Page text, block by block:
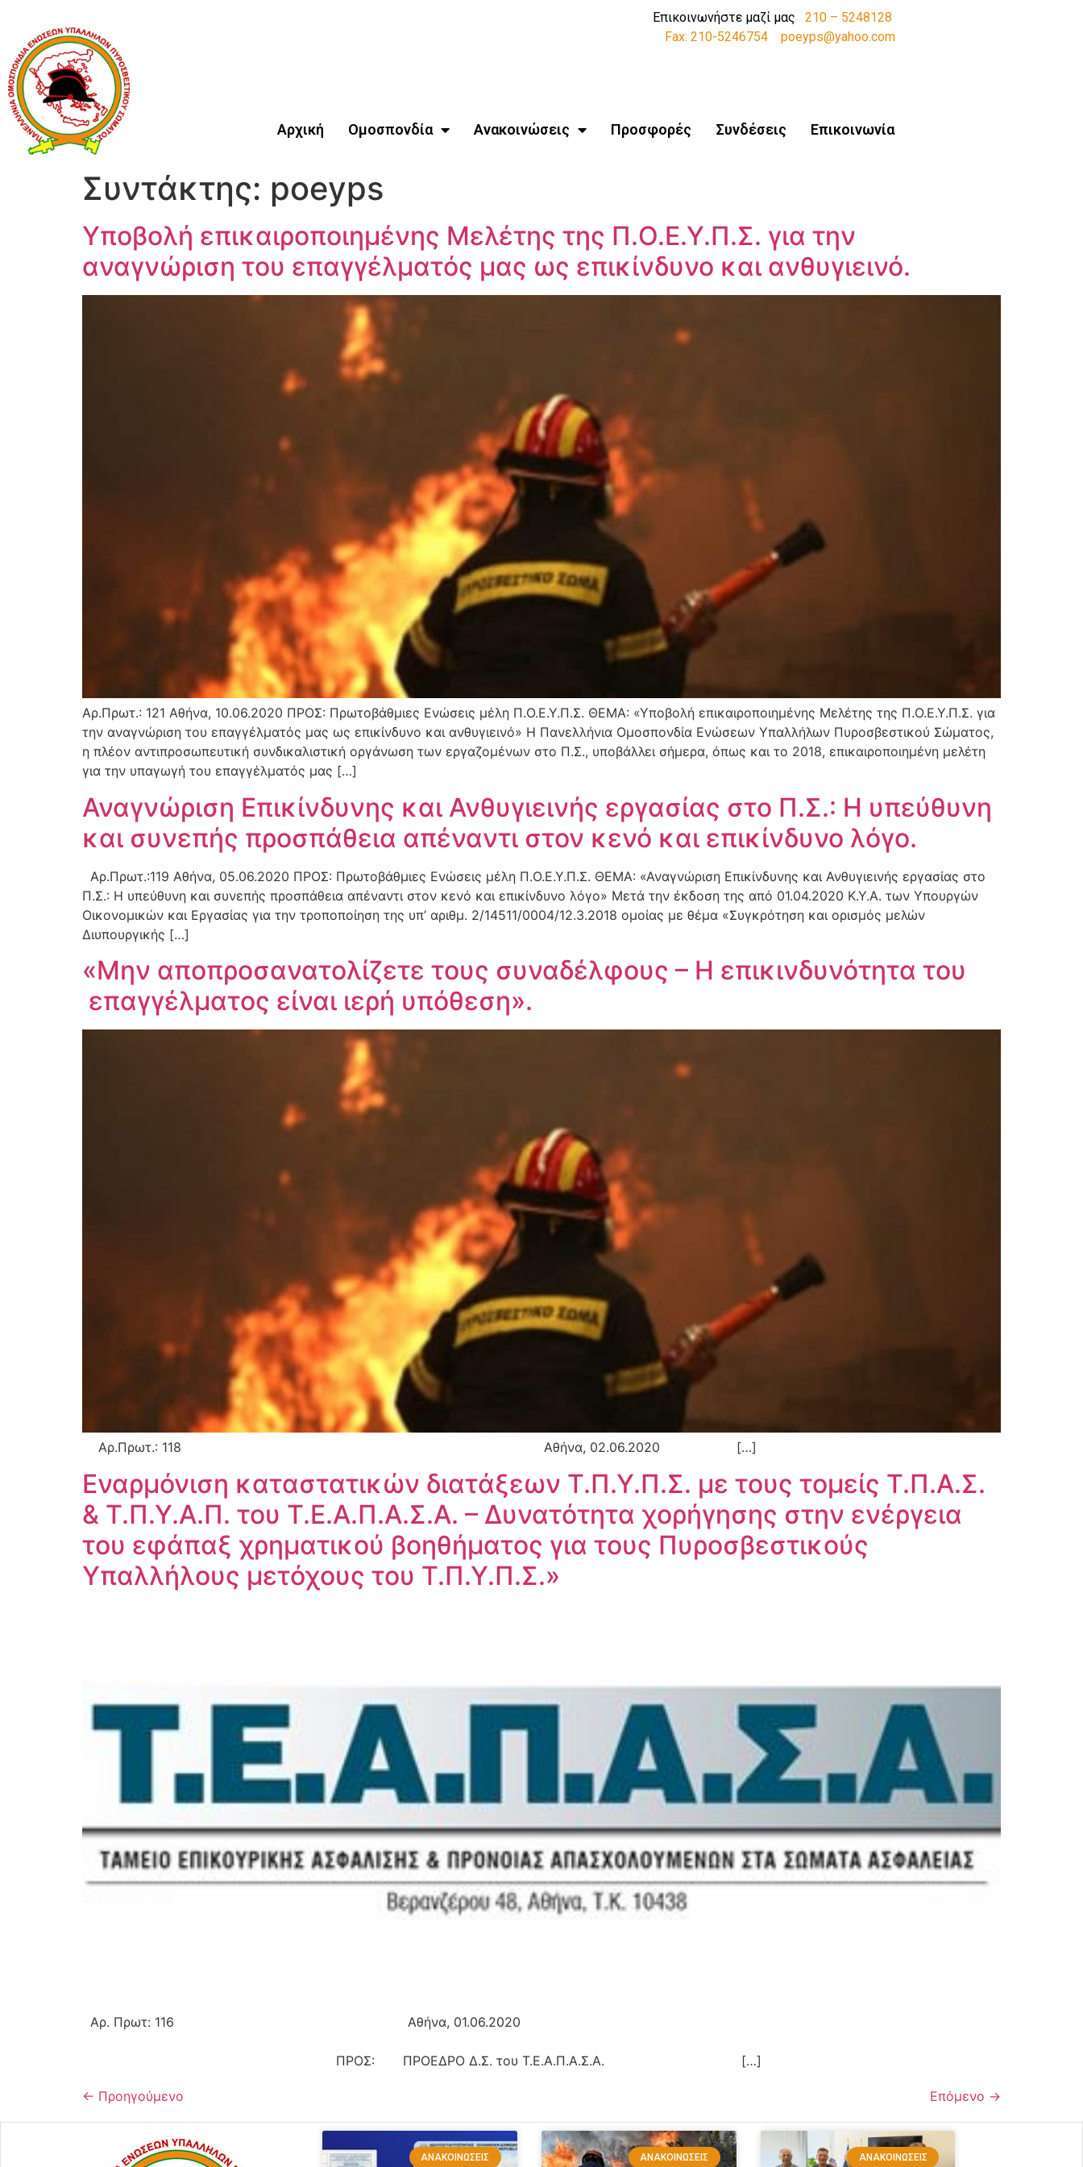
Επικοινωνήστε μαζί μας 210 – 5248128
Fax: 210-5246754
poeyps@yahoo.com
Αρχική Ομοσπονδία Ανακοινώσεις Προσφορές Συνδέσεις Επικοινωνία
Συντάκτης: poeyps
Υποβολή επικαιροποιημένης Μελέτης της Π.Ο.Ε.Υ.Π.Σ. για την
αναγνώριση του επαγγέλματός μας ως επικίνδυνο και ανθυγιεινό.
Αρ.Πρωτ.: 121 Αθήνα, 10.06.2020 ΠΡΟΣ: Πρωτοβάθμιες Ενώσεις μέλη Π.Ο.Ε.Υ.Π.Σ. ΘΕΜΑ: «Υποβολή επικαιροποιημένης Μελέτης της Π.Ο.Ε.Υ.Π.Σ. για
την αναγνώριση του επαγγέλματός μας ως επικίνδυνο και ανθυγιεινό» Η Πανελλήνια Ομοσπονδία Ενώσεων Υπαλλήλων Πυροσβεστικού Σώματος,
η πλέον αντιπροσωπευτική συνδικαλιστική οργάνωση των εργαζομένων στο Π.Σ., υποβάλλει σήμερα, όπως και το 2018, επικαιροποιημένη μελέτη
για την υπαγωγή του επαγγέλματός μας […]
Αναγνώριση Επικίνδυνης και Ανθυγιεινής εργασίας στο Π.Σ.: Η υπεύθυνη
και συνεπής προσπάθεια απέναντι στον κενό και επικίνδυνο λόγο.
Αρ.Πρωτ.:119 Αθήνα, 05.06.2020 ΠΡΟΣ: Πρωτοβάθμιες Ενώσεις μέλη Π.Ο.Ε.Υ.Π.Σ. ΘΕΜΑ: «Αναγνώριση Επικίνδυνης και Ανθυγιεινής εργασίας στο
Π.Σ.: Η υπεύθυνη και συνεπής προσπάθεια απέναντι στον κενό και επικίνδυνο λόγο» Μετά την έκδοση της από 01.04.2020 Κ.Υ.Α. των Υπουργών
Οικονομικών και Εργασίας για την τροποποίηση της υπ’ αριθμ. 2/14511/0004/12.3.2018 ομοίας με θέμα «Συγκρότηση και ορισμός μελών
Διυπουργικής […]
«Μην αποπροσανατολίζετε τους συναδέλφους – Η επικινδυνότητα του
επαγγέλματος είναι ιερή υπόθεση».
Αρ.Πρωτ.: 118 Αθήνα, 02.06.2020 […]
Εναρμόνιση καταστατικών διατάξεων Τ.Π.Υ.Π.Σ. με τους τομείς Τ.Π.Α.Σ.
& Τ.Π.Υ.Α.Π. του Τ.Ε.Α.Π.Α.Σ.Α. – Δυνατότητα χορήγησης στην ενέργεια
του εφάπαξ χρηματικού βοηθήματος για τους Πυροσβεστικούς
Υπαλλήλους μετόχους του Τ.Π.Υ.Π.Σ.»
Αρ. Πρωτ: 116 Αθήνα, 01.06.2020
ΠΡΟΣ: ΠΡΟΕΔΡΟ Δ.Σ. του Τ.Ε.Α.Π.Α.Σ.Α. […]
← Προηγούμενο Επόμενο →
ΑΝΑΚΟΙΝΏΣΕΙΣ ΑΝΑΚΟΙΝΏΣΕΙΣ ΑΝΑΚΟΙΝΏΣΕΙΣ